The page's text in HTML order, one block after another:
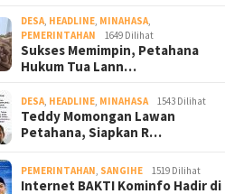
DESA, HEADLINE, MINAHASA,
PEMERINTAHAN
1649 Dilihat
Sukses Memimpin, Petahana
Hukum Tua Lann…
DESA, HEADLINE, MINAHASA 1543 Dilihat
Teddy Momongan Lawan
Petahana, Siapkan R…
PEMERINTAHAN, SANGIHE 1519 Dilihat
Internet BAKTI Kominfo Hadir di